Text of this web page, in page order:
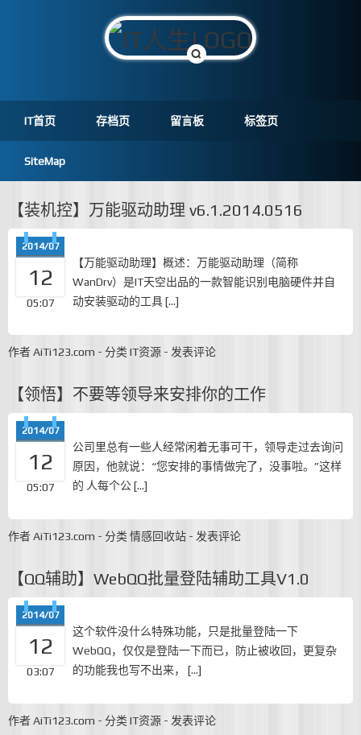
IT首页 存档页 留言板 标签页
SiteMap
【装机控】万能驱动助理 v6.1.2014.0516
2014/07
12
05:07
【万能驱动助理】概述：万能驱动助理（简称
WanDrv）是IT天空出品的一款智能识别电脑硬件并自
动安装驱动的工具 […]
作者AiTi123.com - 分类 IT资源 - 发表评论
【领悟】不要等领导来安排你的工作
2014/07
12
05:07
公司里总有一些人经常闲着无事可干，领导走过去询问
原因，他就说：“您安排的事情做完了，没事啦。”这样
的 人每个公 […]
作者AiTi123.com - 分类 情感回收站 - 发表评论
【QQ辅助】WebQQ批量登陆辅助工具V1.0
2014/07
12
03:07
这个软件没什么特殊功能，只是批量登陆一下
WebQQ，仅仅是登陆一下而已，防止被收回，更复杂
的功能我也写不出来， […]
作者AiTi123.com - 分类 IT资源 - 发表评论